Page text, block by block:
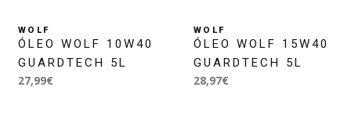
WOLF
ÓLEO WOLF 10W40
GUARDTECH 5L
27,99€
WOLF
ÓLEO WOLF 15W40
GUARDTECH 5L
28,97€